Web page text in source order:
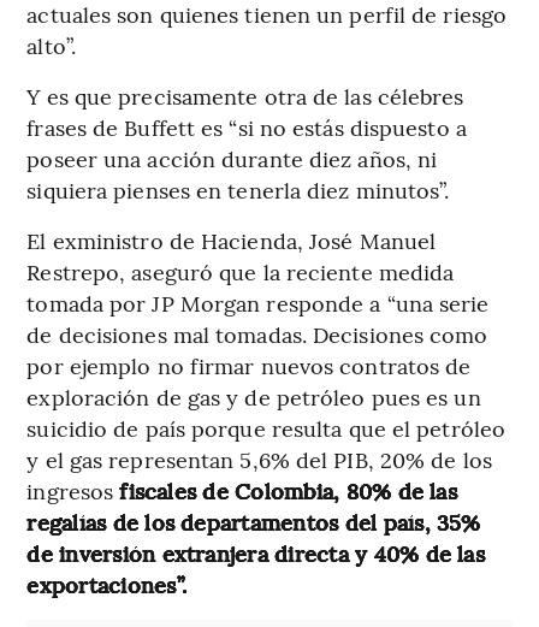
actuales son quienes tienen un perfil de riesgo
alto”.
Y es que precisamente otra de las célebres
frases de Buffett es “si no estás dispuesto a
poseer una acción durante diez años, ni
siquiera pienses en tenerla diez minutos”.
El exministro de Hacienda, José Manuel
Restrepo, aseguró que la reciente medida
tomada por JP Morgan responde a “una serie
de decisiones mal tomadas. Decisiones como
por ejemplo no firmar nuevos contratos de
exploración de gas y de petróleo pues es un
suicidio de país porque resulta que el petróleo
y el gas representan 5,6% del PIB, 20% de los
ingresosfiscales de Colombia, 80% de las
regalías de los departamentos del país, 35%
de inversión extranjera directa y 40% de las
exportaciones”.